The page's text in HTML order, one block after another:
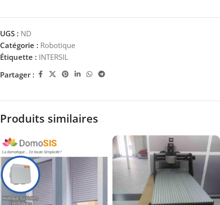
UGS : ND
Catégorie : Robotique
Étiquette : INTERSIL
Partager :
Produits similaires